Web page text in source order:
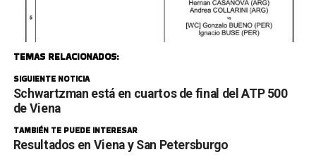
TEMAS RELACIONADOS:
SIGUIENTE NOTICIA
Schwartzman está en cuartos de final del ATP 500
de Viena
TAMBIÉN TE PUEDE INTERESAR
Resultados en Viena y San Petersburgo